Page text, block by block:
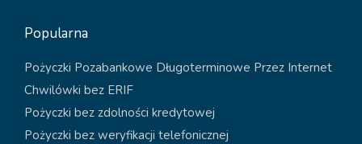
Popularna
Pożyczki Pozabankowe Długoterminowe Przez Internet
Chwilówki bez ERIF
Pożyczki bez zdolności kredytowej
Pożyczki bez weryfikacji telefonicznej